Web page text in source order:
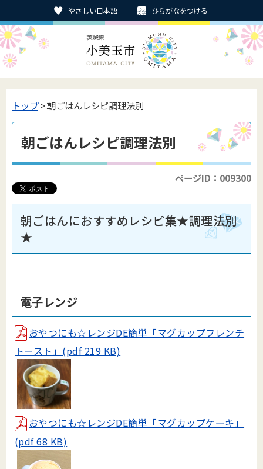
やさしい日本語 ひらがなをつける
トップ> 朝ごはんレシピ調理法別
朝ごはんレシピ調理法別
ページID：009300
朝ごはんにおすすめレシピ集★調理法別
★
電子レンジ
おやつにも☆レンジDE簡単「マグカップフレンチ
トースト」(pdf 219 KB)
おやつにも☆レンジDE簡単「マグカップケーキ」
(pdf 68 KB)